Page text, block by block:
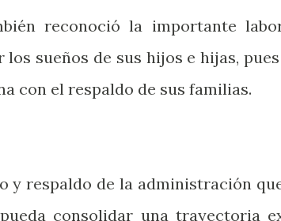
reconoció la importante
sueños de sus hijos e hijas,
con el respaldo de sus familias.
y respaldo de la administración
pueda consolidar una trayectoria